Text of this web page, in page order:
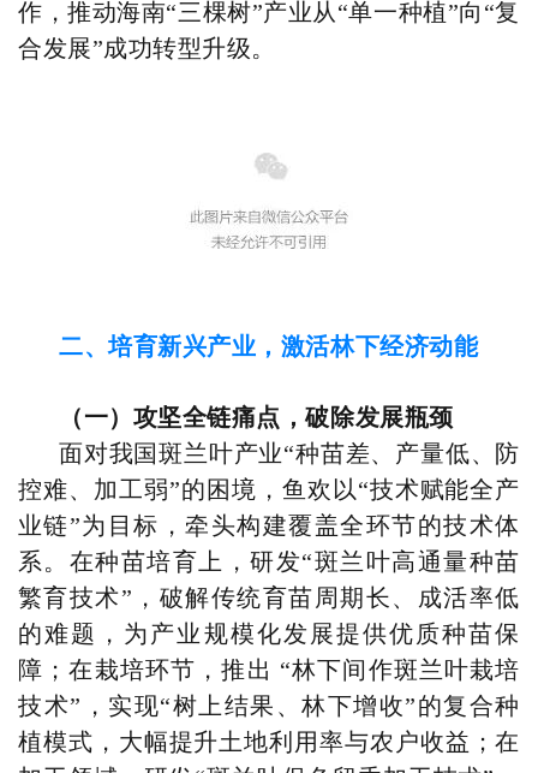
作，推动海南“三棵树”产业从“单一种植”向“复
合发展”成功转型升级。
二、培育新兴产业，激活林下经济动能
（一）攻坚全链痛点，破除发展瓶颈
面对我国斑兰叶产业“种苗差、产量低、防
控难、加工弱”的困境，鱼欢以“技术赋能全产
业链”为目标，牵头构建覆盖全环节的技术体
系。在种苗培育上，研发“斑兰叶高通量种苗
繁育技术”，破解传统育苗周期长、成活率低
的难题，为产业规模化发展提供优质种苗保
障；在栽培环节，推出 “林下间作斑兰叶栽培
技术”，实现“树上结果、林下增收”的复合种
植模式，大幅提升土地利用率与农户收益；在